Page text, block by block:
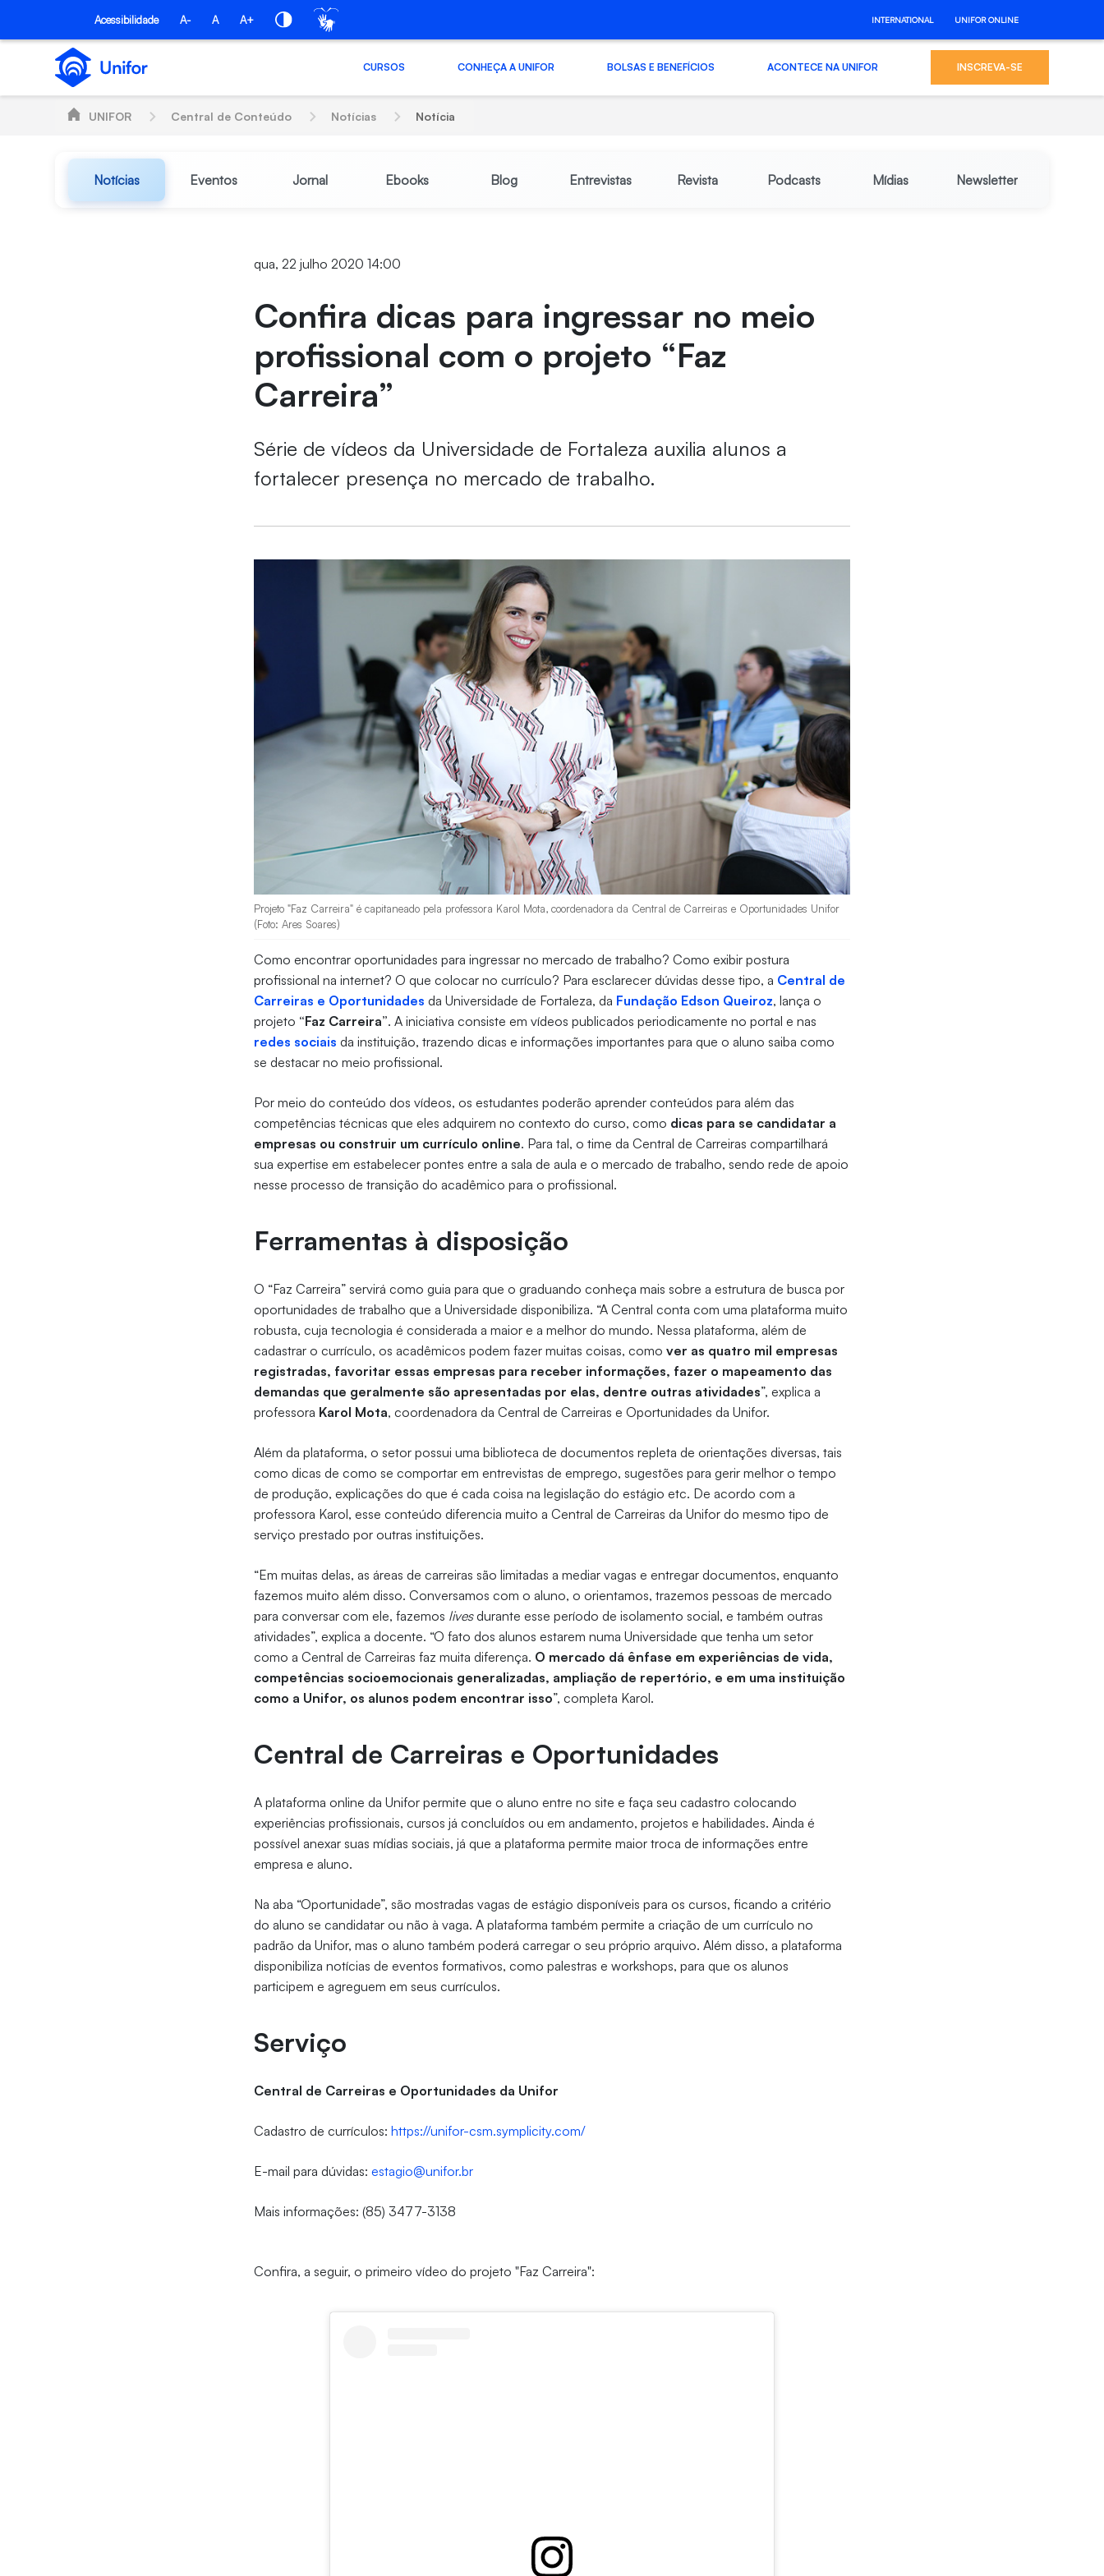
Pular para o Conteúdo principal
Acessibilidade A- A A+ INTERNATIONAL UNIFOR ONLINE
CURSOS CONHEÇA A UNIFOR BOLSAS E BENEFÍCIOS ACONTECE NA UNIFOR INSCREVA-SE
UNIFOR Central de Conteúdo Notícias Notícia
Notícias Eventos Jornal Ebooks Blog Entrevistas Revista Podcasts Mídias Newsletter
qua, 22 julho 2020 14:00
Confira dicas para ingressar no meio
profissional com o projeto “Faz
Carreira”
Série de vídeos da Universidade de Fortaleza auxilia alunos a
fortalecer presença no mercado de trabalho.
Projeto "Faz Carreira" é capitaneado pela professora Karol Mota, coordenadora da Central de Carreiras e Oportunidades Unifor
(Foto: Ares Soares)
Como encontrar oportunidades para ingressar no mercado de trabalho? Como exibir postura
profissional na internet? O que colocar no currículo? Para esclarecer dúvidas desse tipo, a Central de
Carreiras e Oportunidades da Universidade de Fortaleza, da Fundação Edson Queiroz, lança o
projeto “Faz Carreira”. A iniciativa consiste em vídeos publicados periodicamente no portal e nas
redes sociais da instituição, trazendo dicas e informações importantes para que o aluno saiba como
se destacar no meio profissional.
Por meio do conteúdo dos vídeos, os estudantes poderão aprender conteúdos para além das
competências técnicas que eles adquirem no contexto do curso, como dicas para se candidatar a
empresas ou construir um currículo online. Para tal, o time da Central de Carreiras compartilhará
sua expertise em estabelecer pontes entre a sala de aula e o mercado de trabalho, sendo rede de apoio
nesse processo de transição do acadêmico para o profissional.
Ferramentas à disposição
O “Faz Carreira” servirá como guia para que o graduando conheça mais sobre a estrutura de busca por
oportunidades de trabalho que a Universidade disponibiliza. “A Central conta com uma plataforma muito
robusta, cuja tecnologia é considerada a maior e a melhor do mundo. Nessa plataforma, além de
cadastrar o currículo, os acadêmicos podem fazer muitas coisas, comover as quatro mil empresas
registradas, favoritar essas empresas para receber informações, fazer o mapeamento das
demandas que geralmente são apresentadas por elas, dentre outras atividades”, explica a
professora Karol Mota, coordenadora da Central de Carreiras e Oportunidades da Unifor.
Além da plataforma, o setor possui uma biblioteca de documentos repleta de orientações diversas, tais
como dicas de como se comportar em entrevistas de emprego, sugestões para gerir melhor o tempo
de produção, explicações do que é cada coisa na legislação do estágio etc. De acordo com a
professora Karol, esse conteúdo diferencia muito a Central de Carreiras da Unifor do mesmo tipo de
serviço prestado por outras instituições.
“Em muitas delas, as áreas de carreiras são limitadas a mediar vagas e entregar documentos, enquanto
fazemos muito além disso. Conversamos com o aluno, o orientamos, trazemos pessoas de mercado
para conversar com ele, fazemos livesdurante esse período de isolamento social, e também outras
atividades”, explica a docente. “O fato dos alunos estarem numa Universidade que tenha um setor
como a Central de Carreiras faz muita diferença. O mercado dá ênfase em experiências de vida,
competências socioemocionais generalizadas, ampliação de repertório, e em uma instituição
como a Unifor, os alunos podem encontrar isso”, completa Karol.
Central de Carreiras e Oportunidades
A plataforma online da Unifor permite que o aluno entre no site e faça seu cadastro colocando
experiências profissionais, cursos já concluídos ou em andamento, projetos e habilidades. Ainda é
possível anexar suas mídias sociais, já que a plataforma permite maior troca de informações entre
empresa e aluno.
Na aba “Oportunidade”, são mostradas vagas de estágio disponíveis para os cursos, ficando a critério
do aluno se candidatar ou não à vaga. A plataforma também permite a criação de um currículo no
padrão da Unifor, mas o aluno também poderá carregar o seu próprio arquivo. Além disso, a plataforma
disponibiliza notícias de eventos formativos, como palestras e workshops, para que os alunos
participem e agreguem em seus currículos.
Serviço
Central de Carreiras e Oportunidades da Unifor
Cadastro de currículos:https://unifor-csm.symplicity.com/
E-mail para dúvidas:estagio@unifor.br
Mais informações: (85) 3477-3138
Confira, a seguir, o primeiro vídeo do projeto "Faz Carreira":